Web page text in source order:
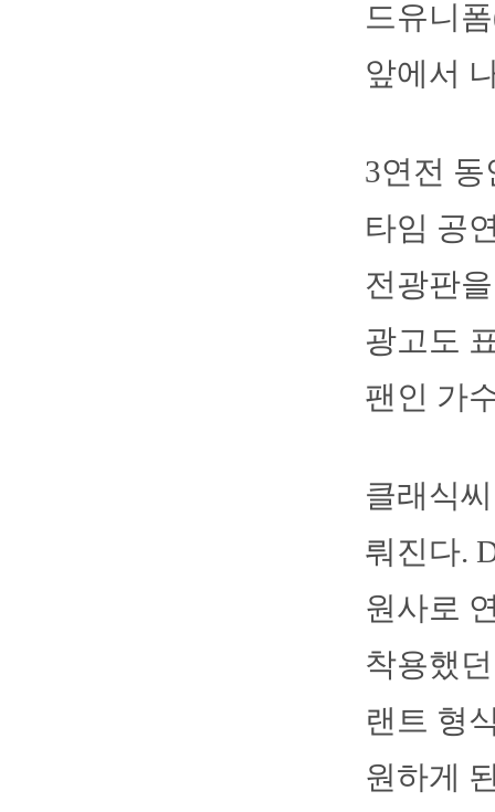
드유니
앞에서
3연전
타임 공
전광판
광고도
팬인 가
클래식
뤄진다.
원사로
착용했
랜트 형
원하게